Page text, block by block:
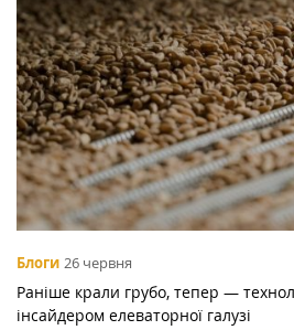
Блоги 26 червня
Раніше крали грубо, тепер —
інсайдером елеваторної галузі